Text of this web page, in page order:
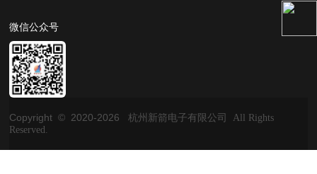
微信公众号
Copyright © 2020-2026
杭州新箭电子有限公司 All Rights
Reserved.